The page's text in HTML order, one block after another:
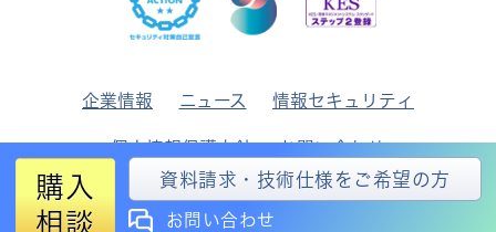
購入
相談
資料請求・技術仕様をご希望の方
お問い合わせ
企業情報 ニュース 情報セキュリティ
個人情報保護方針 お問い合わせ
© 2026 MIBU DENKI INDUSTRIAL CO., LTD.